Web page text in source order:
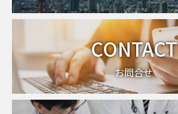
CONTACT
お問合せ